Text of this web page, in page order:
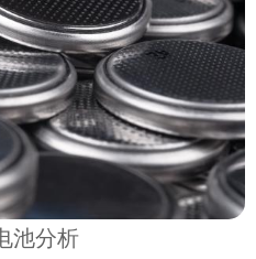
池分析